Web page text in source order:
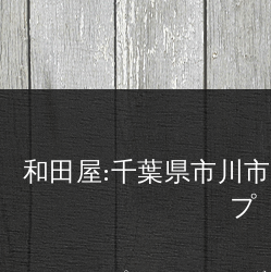
和田屋:千葉県市川
プ